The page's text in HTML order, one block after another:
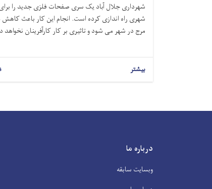
شهرداری جلال آباد یک سری صفحات فلزی جدید را
شهری راه اندازی کرده است. انجام این کار باعث
مرج در شهر می شود و تاثیری بر کار کارآفرینان
بیشتر
درباره ما
وبسایت سابقه